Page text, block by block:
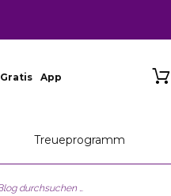
Gratis App
Treueprogramm